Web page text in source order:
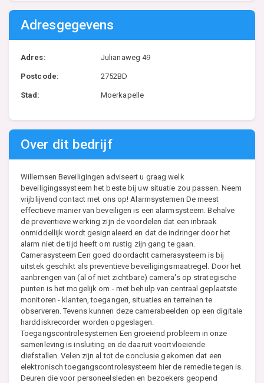
Adresgegevens
Adres: Julianaweg 49
Postcode: 2752BD
Stad: Moerkapelle
Over dit bedrijf
Willemsen Beveiligingen adviseert u graag welk
beveiligingssysteem het beste bij uw situatie zou passen. Neem
vrijblijvend contact met ons op! Alarmsystemen De meest
effectieve manier van beveiligen is een alarmsysteem. Behalve
de preventieve werking zijn de voordelen dat een inbraak
onmiddellijk wordt gesignaleerd en dat de indringer door het
alarm niet de tijd heeft om rustig zijn gang te gaan.
Camerasysteem Een goed doordacht camerasysteem is bij
uitstek geschikt als preventieve beveiligingsmaatregel. Door het
aanbrengen van (al of niet zichtbare) camera's op strategische
punten is het mogelijk om - met behulp van centraal geplaatste
monitoren - klanten, toegangen, situaties en terreinen te
observeren. Tevens kunnen deze camerabeelden op een digitale
harddiskrecorder worden opgeslagen.
Toegangscontrolesystemen Een groeiend probleem in onze
samenleving is insluiting en de daaruit voortvloeiende
diefstallen. Velen zijn al tot de conclusie gekomen dat een
elektronisch toegangscontrolesysteem hier de remedie tegen is.
Deuren die voor personeelsleden en bezoekers geopend